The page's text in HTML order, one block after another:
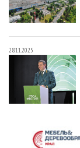
28.11.2025